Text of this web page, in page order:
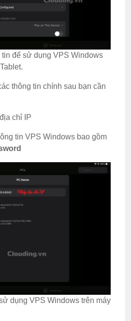
tin để sử dụng VPS Windows
thông tin chính sau bạn cần
chỉ IP
tin VPS Windows bao gồm
dụng VPS Windows trên máy